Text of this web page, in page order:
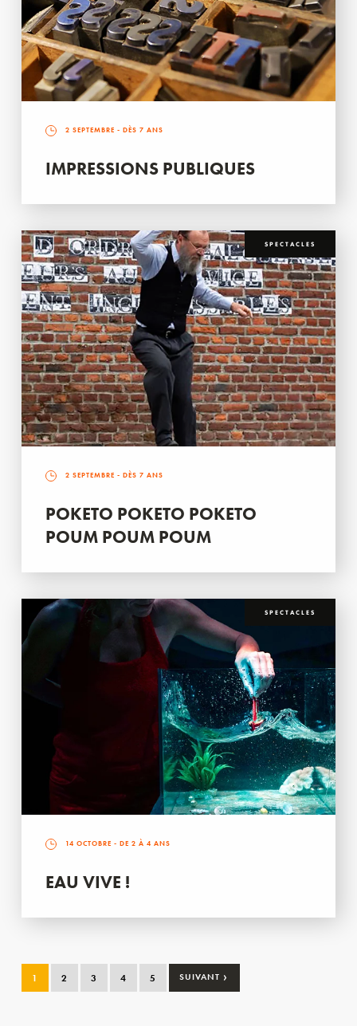
2 SEPTEMBRE - DÈS 7 ANS
IMPRESSIONS PUBLIQUES
SPECTACLES
2 SEPTEMBRE - DÈS 7 ANS
POKETO POKETO POKETO
POUM POUM POUM
SPECTACLES
14 OCTOBRE - DE 2 À 4 ANS
EAU VIVE !
1 2 3 4 5 SUIVANT ›